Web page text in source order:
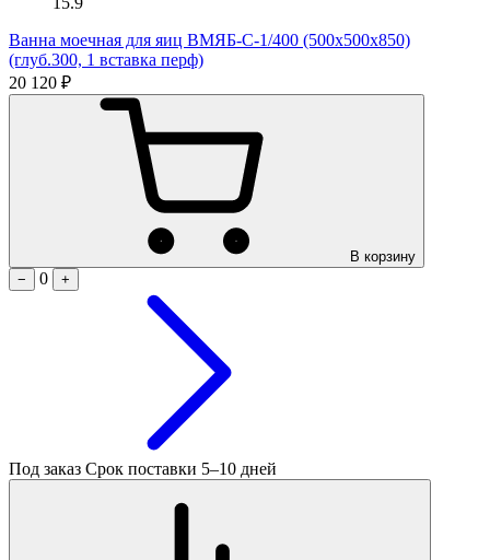
Ванна моечная для яиц ВМЯБ-С-1/400 (500х500х850)
(глуб.300, 1 вставка перф)
20 120 ₽
В корзину
−
0 +
Под заказ Срок поставки 5–10 дней